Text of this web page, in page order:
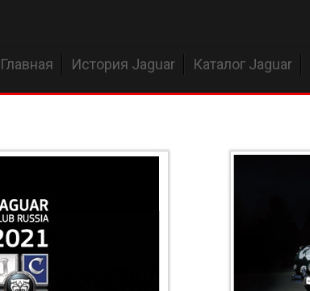
Главная История Jaguar Каталог Jaguar